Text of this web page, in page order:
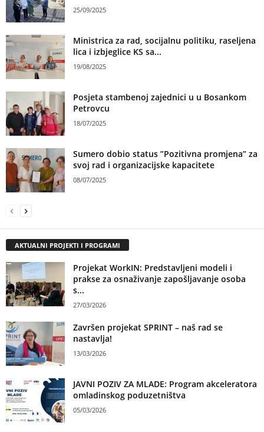
25/09/2025
Ministrica za rad, socijalnu politiku, raseljena
lica i izbjeglice KS sa...
19/08/2025
Posjeta stambenoj zajednici u u Bosankom
Petrovcu
18/07/2025
Sumero dobio status ”Pozitivna promjena” za
svoj rad i organizacijske kapacitete
08/07/2025
AKTUALNI PROJEKTI I PROGRAMI
Projekat WorkIN: Predstavljeni modeli i
prakse za osnaživanje zapošljavanje osoba
s...
27/03/2026
Završen projekat SPRINT – naš rad se
nastavlja!
13/03/2026
JAVNI POZIV ZA MLADE: Program akceleratora
omladinskog poduzetništva
05/03/2026